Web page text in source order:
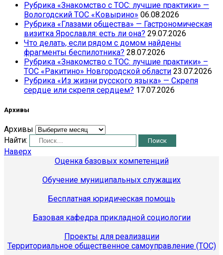
Рубрика «Знакомство с ТОС: лучшие практики» —
Вологодский ТОС «Ковырино» 06.08.2026
Рубрика «Глазами общества» — Гастрономическая
визитка Ярославля: есть ли она? 29.07.2026
Что делать, если рядом с домом найдены
фрагменты беспилотника? 28.07.2026
Рубрика «Знакомство с ТОС: лучшие практики» –
ТОС «Ракитино» Новгородской области 23.07.2026
Рубрика «Из жизни русского языка» — Скрепя
сердце или скрепя сердцем? 17.07.2026
Архивы
Архивы
Найти:
Наверх
Оценка базовых компетенций
Обучение муниципальных служащих
Бесплатная юридическая помощь
Базовая кафедра прикладной социологии
Проекты для реализации
Территориальное общественное самоуправление (ТОС)